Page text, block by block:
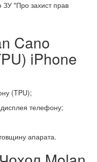
ЗУ "Про захист прав
Cano
iPhone
(TPU);
телефону;
апарата.